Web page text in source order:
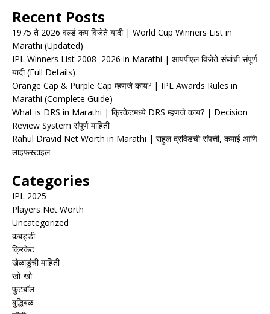
Recent Posts
1975 ते 2026 वर्ल्ड कप विजेते यादी | World Cup Winners List in
Marathi (Updated)
IPL Winners List 2008–2026 in Marathi | आयपीएल विजेते संघांची संपूर्ण
यादी (Full Details)
Orange Cap & Purple Cap म्हणजे काय? | IPL Awards Rules in
Marathi (Complete Guide)
What is DRS in Marathi | क्रिकेटमध्ये DRS म्हणजे काय? | Decision
Review System संपूर्ण माहिती
Rahul Dravid Net Worth in Marathi | राहुल द्रविडची संपत्ती, कमाई आणि
लाइफस्टाइल
Categories
IPL 2025
Players Net Worth
Uncategorized
कबड्डी
क्रिकेट
खेळाडूंची माहिती
खो-खो
फुटबॉल
बुद्धिबळ